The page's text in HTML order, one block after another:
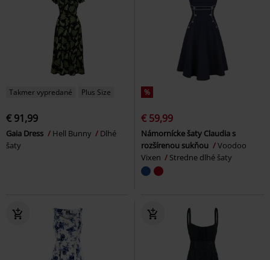
Takmer vypredané Plus Size
€ 91,99
Gaia Dress Hell Bunny
Dlhé
šaty
%
€ 59,99
Námornícke šaty Claudia s
rozšírenou sukňou
Voodoo
Vixen
Stredne dlhé šaty